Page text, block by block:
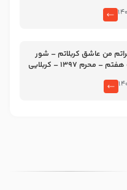
من عاشق کربلاتم – شور
زمینه – شب هفتم – محرم 1397 – کربلایی